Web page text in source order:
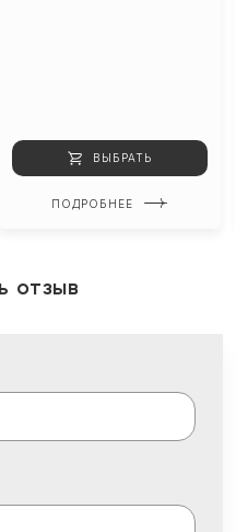
ВЫБРАТЬ
ПОДРОБНЕЕ
отзыв